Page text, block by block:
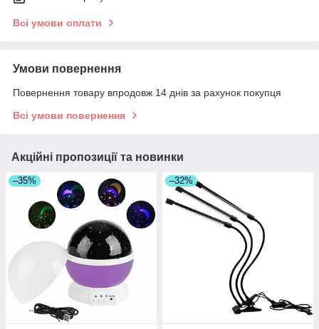
Всі умови оплати
Умови повернення
Повернення товару впродовж 14 днів за рахунок покупця
Всі умови повернення
Акційні пропозиції та новинки
–35% –32%